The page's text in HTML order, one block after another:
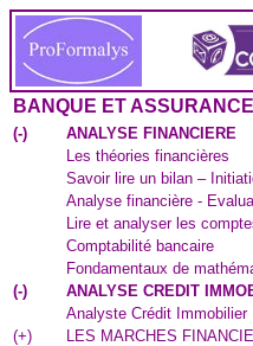
BANQUE ET
(-)
ANALYSE FINANCIERE
Les théories financières
Savoir lire un bilan –
Analyse financière -
Lire et analyser les
Comptabilité bancaire
Fondamentaux de
(-)
ANALYSE CREDIT
Analyste Crédit Immobilier
(+)
LES MARCHES